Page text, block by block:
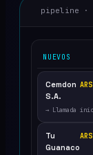
pipeline ·
NUEVOS
Cemdon
S.A.
→ Llamada
Tu
Guanaco